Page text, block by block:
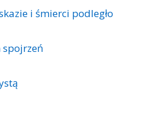
i śmierci podległo
spojrzeń